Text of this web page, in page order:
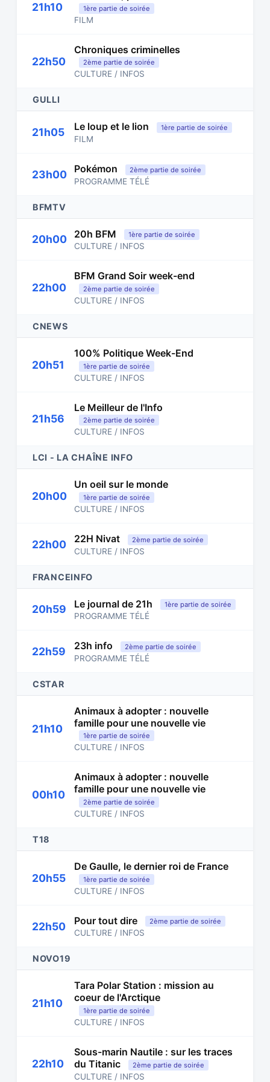
21h10 1ère partie de soirée
FILM
22h50
Chroniques criminelles
2ème partie de soirée
CULTURE / INFOS
GULLI
21h05 Le loup et le lion 1ère partie de soirée
FILM
23h00 Pokémon 2ème partie de soirée
PROGRAMME TÉLÉ
BFMTV
20h00 20h BFM 1ère partie de soirée
CULTURE / INFOS
22h00
BFM Grand Soir week-end
2ème partie de soirée
CULTURE / INFOS
CNEWS
20h51
100% Politique Week-End
1ère partie de soirée
CULTURE / INFOS
21h56
Le Meilleur de l'Info
2ème partie de soirée
CULTURE / INFOS
LCI - LA CHAÎNE INFO
20h00
Un oeil sur le monde
1ère partie de soirée
CULTURE / INFOS
22h00 22H Nivat 2ème partie de soirée
CULTURE / INFOS
FRANCEINFO
20h59 Le journal de 21h 1ère partie de soirée
PROGRAMME TÉLÉ
22h59 23h info 2ème partie de soirée
PROGRAMME TÉLÉ
CSTAR
21h10
Animaux à adopter : nouvelle
famille pour une nouvelle vie
1ère partie de soirée
CULTURE / INFOS
00h10
Animaux à adopter : nouvelle
famille pour une nouvelle vie
2ème partie de soirée
CULTURE / INFOS
T18
20h55
De Gaulle, le dernier roi de France
1ère partie de soirée
CULTURE / INFOS
22h50 Pour tout dire 2ème partie de soirée
CULTURE / INFOS
NOVO19
21h10
Tara Polar Station : mission au
coeur de l'Arctique
1ère partie de soirée
CULTURE / INFOS
22h10
Sous-marin Nautile : sur les traces
du Titanic
2ème partie de soirée
CULTURE / INFOS